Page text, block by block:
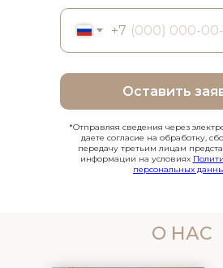
+7
Оставить
*Отправляя сведения через
даете согласие на обработку,
передачу третьим лицам
информации на условиях
персональных
О НАС